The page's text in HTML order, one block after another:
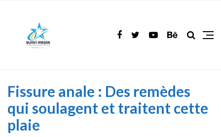
Fissure anale : Des remèdes
qui soulagent et traitent cette
plaie